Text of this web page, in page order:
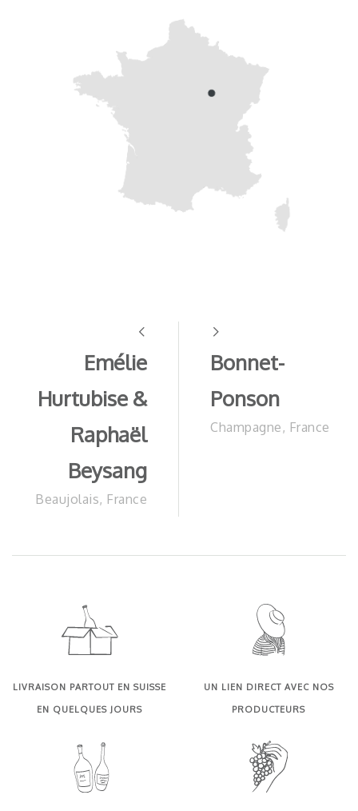
Emélie
Hurtubise &
Raphaël
Beysang
Beaujolais, France
Bonnet-
Ponson
Champagne, France
LIVRAISON PARTOUT EN SUISSE
EN QUELQUES JOURS
UN LIEN DIRECT AVEC NOS
PRODUCTEURS